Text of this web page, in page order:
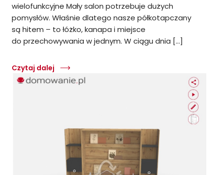
wielofunkcyjne Mały salon potrzebuje dużych
pomysłów. Właśnie dlatego nasze półkotapczany
są hitem – to łóżko, kanapa i miejsce
do przechowywania w jednym. W ciągu dnia […]
Czytaj dalej